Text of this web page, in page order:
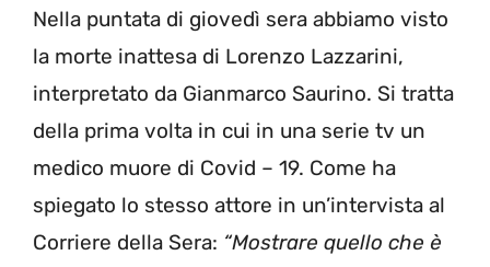
Nella puntata di giovedì sera abbiamo visto
la morte inattesa di Lorenzo Lazzarini,
interpretato da Gianmarco Saurino. Si tratta
della prima volta in cui in una serie tv un
medico muore di Covid – 19. Come ha
spiegato lo stesso attore in un’intervista al
Corriere della Sera: “Mostrare quello che è